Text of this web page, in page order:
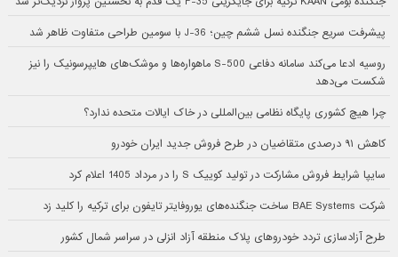
پیشرفت سریع جنگنده نسل ششم چین؛ J-36 با سومین طراحی متفاوت ظاهر شد
روسیه ادعا می‌کند سامانه دفاعی S-500 ماهواره‌ها و موشک‌های هایپرسونیک را نیز
شکست می‌دهد
چرا هیچ کشوری پایگاه نظامی بین‌المللی در خاک ایالات متحده ندارد؟
کاهش ۹۱ درصدی متقاضیان در طرح فروش جدید ایران خودرو
سایپا شرایط فروش مشارکت در تولید کوییک S را در مرداد 1405 اعلام کرد
شرکت BAE Systems ساخت جنگنده‌های یوروفایتر تایفون برای ترکیه را کلید زد
طرح آزادسازی تردد خودروهای پلاک منطقه آزاد انزلی در سراسر شمال کشور